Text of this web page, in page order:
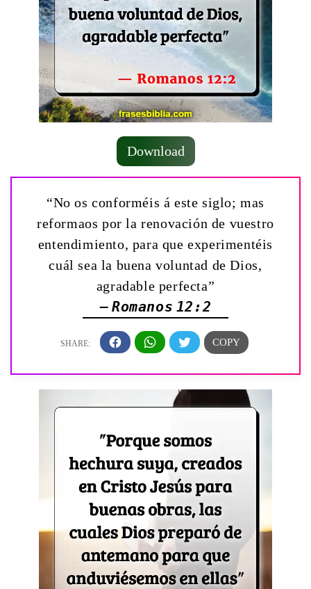
Download
“No os conforméis á este siglo; mas
reformaos por la renovación de vuestro
entendimiento, para que experimentéis
cuál sea la buena voluntad de Dios,
agradable perfecta”
— Romanos 12:2